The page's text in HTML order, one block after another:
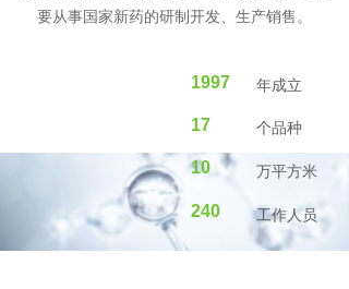
要从事国家新药的研制开发、生产销售。
1997 年成立
17 个品种
10 万平方米
240 工作人员